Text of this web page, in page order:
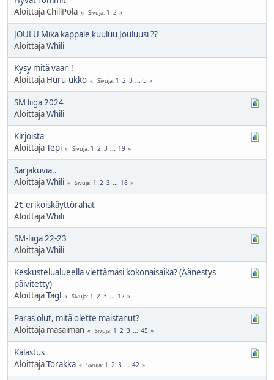
Aloittaja ChiliPola
Sivuja 1 2
JOULU Mikä kappale kuuluu Jouluusi ??
AloittajaWhili
Kysy mitä vaan !
Aloittaja Huru-ukko Sivuja 1 2 3 ... 5
SM liiga 2024
AloittajaWhili
Kirjoista
AloittajaTepi Sivuja 1 2 3 ... 19
Sarjakuvia..
AloittajaWhili Sivuja 1 2 3 ... 18
2€ erikoiskäyttörahat
AloittajaWhili
SM-liiga 22-23
AloittajaWhili
Keskustelualueella viettämäsi kokonaisaika? (Äänestys
päivitetty)
AloittajaTagl Sivuja 1 2 3 ... 12
Paras olut, mitä olette maistanut?
Aloittaja masaiman
Sivuja 1 2 3 ... 45
Kalastus
AloittajaTorakka Sivuja 1 2 3 ... 42